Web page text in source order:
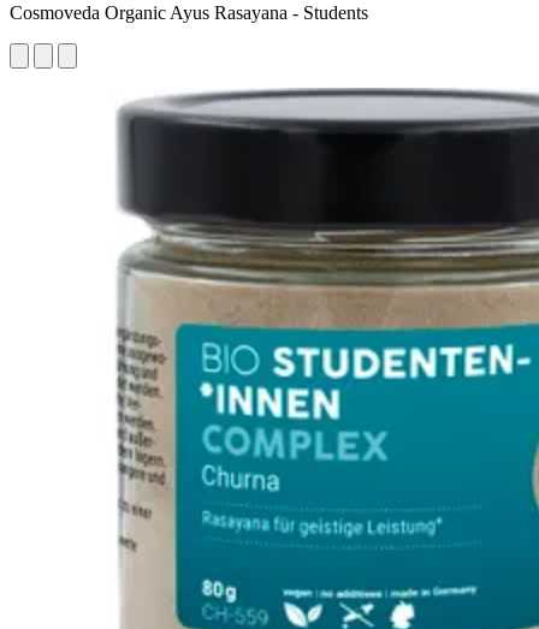
Cosmoveda Organic Ayus Rasayana - Students